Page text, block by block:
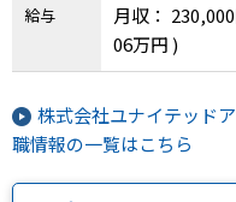
給与
月収：
06万円 )
株式会社ユナイテッド
職情報の一覧はこちら